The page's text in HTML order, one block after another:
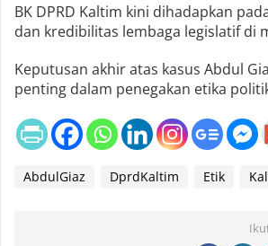
BK DPRD Kaltim kini dihadapkan
dan kredibilitas lembaga legislatif di
Keputusan akhir atas kasus Abdul
penting dalam penegakan etika
AbdulGiaz DprdKaltim Etik